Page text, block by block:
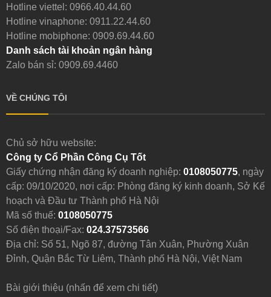
Hotline viettel: 0966.40.44.60
Hotline vinaphone: 0911.22.44.60
Hotline mobiphone: 0909.69.44.60
Danh sách tài khoản ngân hàng
Zalo bán sỉ: 0909.69.4460
VỀ CHÚNG TÔI
Chủ sở hữu website:
Công ty Cổ Phần Công Cụ Tốt
Giấy chứng nhận đăng ký doanh nghiệp: 0108050775, ngày
cấp: 09/10/2020, nơi cấp: Phòng đăng ký kinh doanh, Sở Kế
hoạch và Đầu tư Thành phố Hà Nội
Mã số thuế: 0108050775
Số điện thoại/Fax: 024.37573566
Địa chỉ: Số 51, Ngõ 87, đường Tân Xuân, Phường Xuân
Đỉnh, Quận Bắc Từ Liêm, Thành phố Hà Nội, Việt Nam
Bài giới thiệu (nhấn để xem chi tiết)